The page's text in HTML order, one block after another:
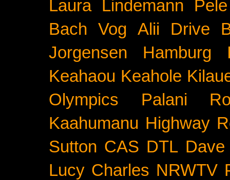
Laura Lindemann
Pele
Bach Vog Alii Drive
Jorgensen
Hamburg
Keahaou Keahole
Olympics
Palani
Kaahumanu Highway
Sutton CAS DTL
Lucy Charles NRWTV